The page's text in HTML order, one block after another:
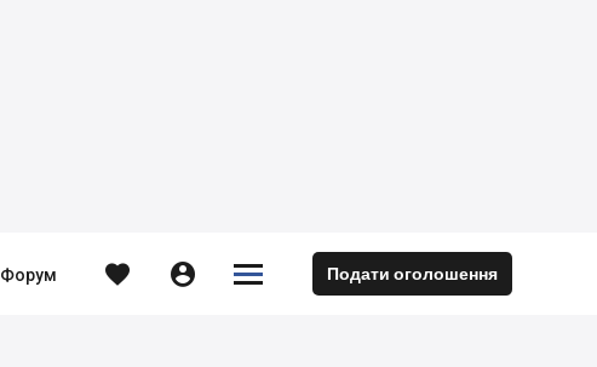
Форум   

 Подати оголошення